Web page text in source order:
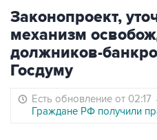
Законопроект,
механизм
должников-
Госдуму
Есть обновление от 02:17
Граждане РФ получили